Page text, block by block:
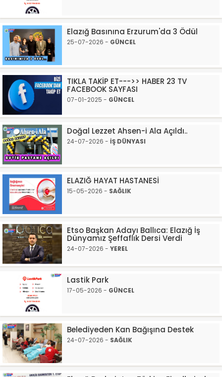
Elazığ Basınına Erzurum'da 3 Ödül
25-07-2026 - GÜNCEL
TIKLA TAKİP ET--->> HABER 23 TV
FACEBOOK SAYFASI
07-01-2025 - GÜNCEL
Doğal Lezzet Ahsen-i Ala Açıldı..
24-07-2026 - İŞ DÜNYASI
ELAZIĞ HAYAT HASTANESİ
15-05-2026 - SAĞLIK
Etso Başkan Adayı Ballıca: Elazığ İş
Dünyamız Şeffaflık Dersi Verdi
24-07-2026 - YEREL
Lastik Park
17-05-2026 - GÜNCEL
Belediyeden Kan Bağışına Destek
24-07-2026 - SAĞLIK